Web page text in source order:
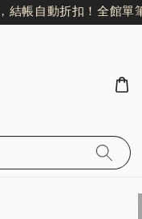
帳自動折扣！ 全館單